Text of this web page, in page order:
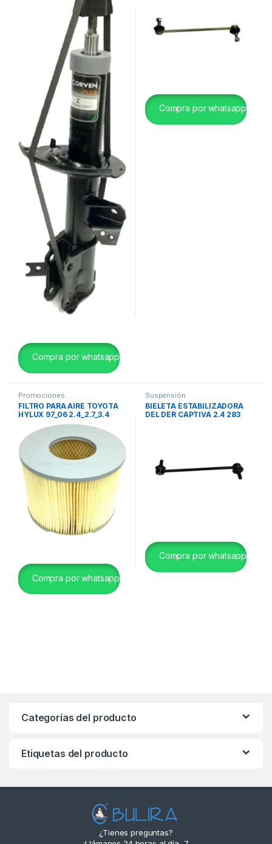
Compra por whatsapp
Compra por whatsapp
Promociones
FILTRO PARA AIRE TOYOTA
HYLUX 97_06 2.4_2.7_3.4
RZN150_140 TOYOFIL
TA6044
Compra por whatsapp
Suspensión
BIELETA ESTABILIZADORA
DEL DER CAPTIVA 2.4 283
Compra por whatsapp
Categorías del producto
Etiquetas del producto
¿Tienes preguntas?